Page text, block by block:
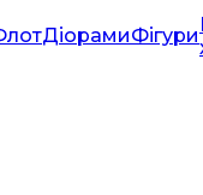
ДіорамиФігури